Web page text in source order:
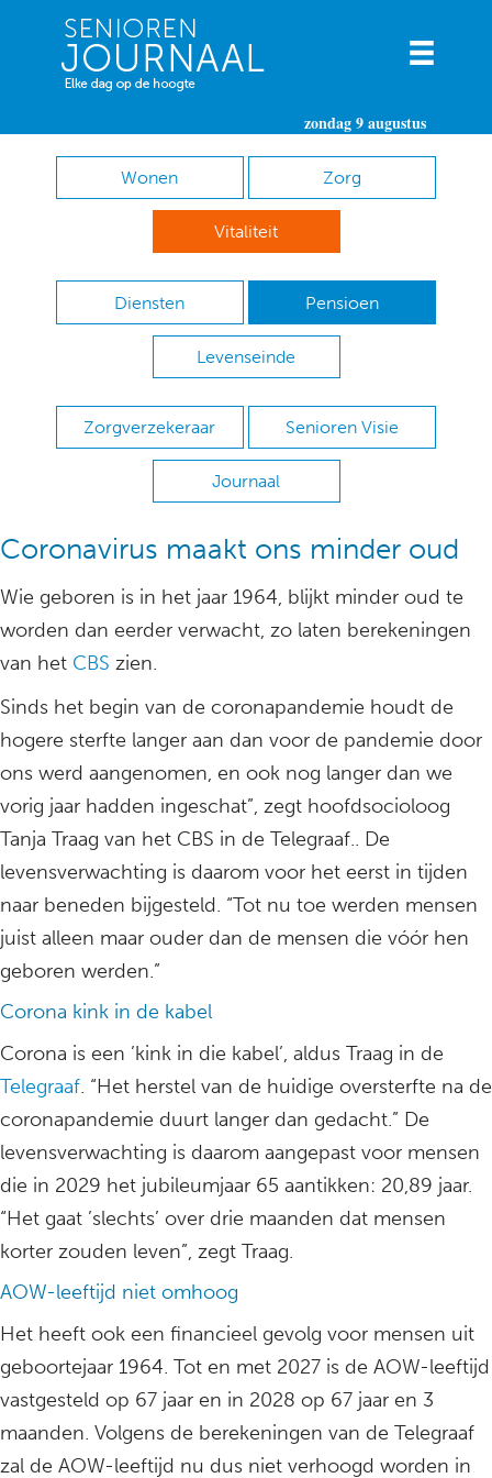
zondag 9 augustus
Wonen Zorg
Vitaliteit
Diensten Pensioen
Levenseinde
Zorgverzekeraar Senioren Visie
Journaal
Coronavirus maakt ons minder oud
Wie geboren is in het jaar 1964, blijkt minder oud te
worden dan eerder verwacht, zo laten berekeningen
van het CBS zien.
Sinds het begin van de coronapandemie houdt de
hogere sterfte langer aan dan voor de pandemie door
ons werd aangenomen, en ook nog langer dan we
vorig jaar hadden ingeschat”, zegt hoofdsocioloog
Tanja Traag van het CBS in de Telegraaf.. De
levensverwachting is daarom voor het eerst in tijden
naar beneden bijgesteld. “Tot nu toe werden mensen
juist alleen maar ouder dan de mensen die vóór hen
geboren werden.”
Corona kink in de kabel
Corona is een ’kink in die kabel’, aldus Traag in de
Telegraaf. “Het herstel van de huidige oversterfte na de
coronapandemie duurt langer dan gedacht.” De
levensverwachting is daarom aangepast voor mensen
die in 2029 het jubileumjaar 65 aantikken: 20,89 jaar.
“Het gaat ’slechts’ over drie maanden dat mensen
korter zouden leven”, zegt Traag.
AOW-leeftijd niet omhoog
Het heeft ook een financieel gevolg voor mensen uit
geboortejaar 1964. Tot en met 2027 is de AOW-leeftijd
vastgesteld op 67 jaar en in 2028 op 67 jaar en 3
maanden. Volgens de berekeningen van de Telegraaf
zal de AOW-leeftijd nu dus niet verhoogd worden in